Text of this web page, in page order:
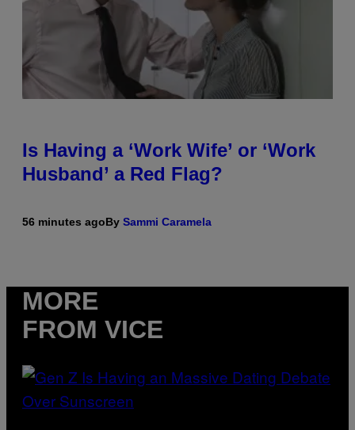
Is Having a ‘Work Wife’ or ‘Work
Husband’ a Red Flag?
56 minutes agoBy Sammi Caramela
MORE
FROM VICE